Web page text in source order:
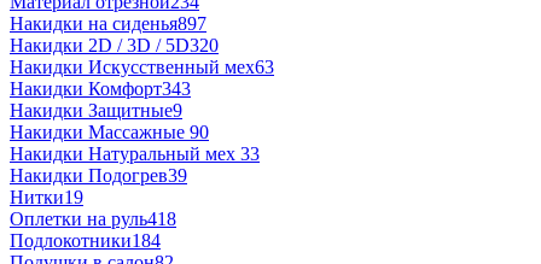
Накидки на сиденья897
Накидки 2D / 3D / 5D320
Накидки Искусственный мех63
Накидки Комфорт343
Накидки Защитные9
Накидки Массажные 90
Накидки Натуральный мех 33
Накидки Подогрев39
Нитки19
Оплетки на руль418
Подлокотники184